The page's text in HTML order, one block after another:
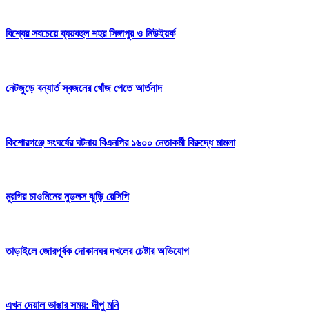
বিশ্বের সবচেয়ে ব্যয়বহুল শহর সিঙ্গাপুর ও নিউইয়র্ক
নেটজুড়ে বন্যার্ত স্বজনের খোঁজ পেতে আর্তনাদ
কিশোরগঞ্জে সংঘর্ষের ঘটনায় বিএনপির ১৬০০ নেতাকর্মী বিরুদ্ধে মামলা
মুরগির চাওমিনের নুডলস ঝুড়ি রেসিপি
তাড়াইলে জোরপূর্বক দোকানঘর দখলের চেষ্টার অভিযোগ
এখন দেয়াল ভাঙার সময়: দীপু মনি